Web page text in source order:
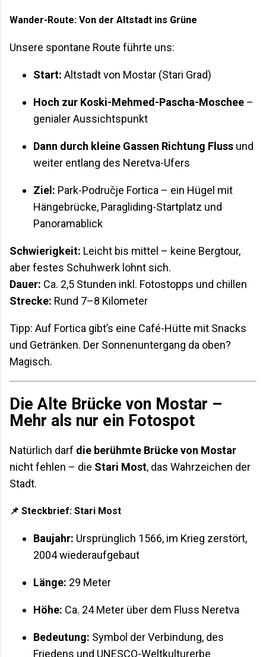
Wander-Route: Von der Altstadt ins Grüne
Unsere spontane Route führte uns:
Start: Altstadt von Mostar (Stari Grad)
Hoch zur Koski-Mehmed-Pascha-Moschee –
genialer Aussichtspunkt
Dann durch kleine Gassen Richtung Fluss und
weiter entlang des Neretva-Ufers
Ziel: Park-Područje Fortica – ein Hügel mit
Hängebrücke, Paragliding-Startplatz und
Panoramablick
Schwierigkeit: Leicht bis mittel – keine Bergtour,
aber festes Schuhwerk lohnt sich.
Dauer: Ca. 2,5 Stunden inkl. Fotostopps und chillen
Strecke: Rund 7–8 Kilometer
Tipp: Auf Fortica gibt’s eine Café-Hütte mit Snacks
und Getränken. Der Sonnenuntergang da oben?
Magisch.
Die Alte Brücke von Mostar –
Mehr als nur ein Fotospot
Natürlich darf die berühmte Brücke von Mostar
nicht fehlen – die Stari Most, das Wahrzeichen der
Stadt.
📌 Steckbrief: Stari Most
Baujahr: Ursprünglich 1566, im Krieg zerstört,
2004 wiederaufgebaut
Länge: 29 Meter
Höhe: Ca. 24 Meter über dem Fluss Neretva
Bedeutung: Symbol der Verbindung, des
Friedens und UNESCO-Weltkulturerbe